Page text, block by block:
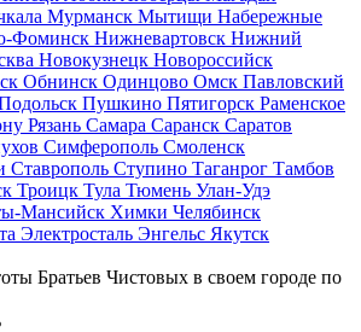
Мурманск Мытищи Набережные
Фоминск Нижневартовск Нижний
Новокузнецк Новороссийск
Обнинск Одинцово Омск Павловский
Пушкино Пятигорск Раменское
Рязань Самара Саранск Саратов
Симферополь Смоленск
Ставрополь Ступино Таганрог Тамбов
Троицк Тула Тюмень Улан-Удэ
Мансийск Химки Челябинск
Электросталь Энгельс Якутск
Братьев Чистовых в своем городе по